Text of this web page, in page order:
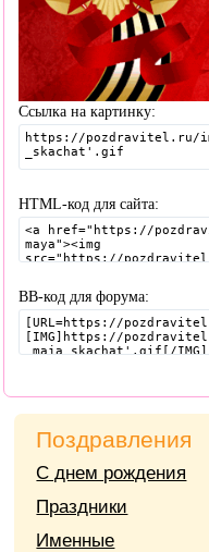
Ссылка на картинку:
HTML-код для сайта:
BB-код для форума:
Поздравления
С днем рождения
Праздники
Именные